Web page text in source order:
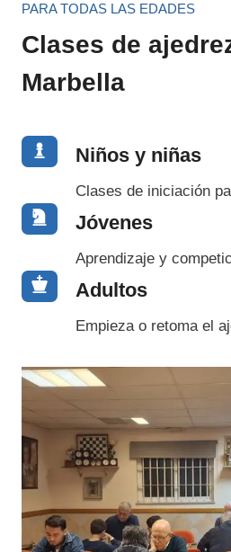
PARA TODAS LAS EDADES
Clases de
Marbella
Niños y niñas
Clases de iniciación
Jóvenes
Aprendizaje y
Adultos
Empieza o retoma el